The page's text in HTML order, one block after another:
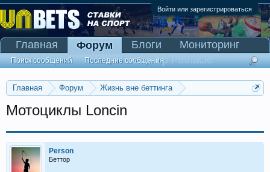
Войти или зарегистрироваться
Главная Форум
Жизнь вне беттинга
Мотоциклы Loncin
Person
Беттор
Главная Форум
Поиск сообщений Последние сообщения
Блоги
Мониторинг
Сканер Pinnacle